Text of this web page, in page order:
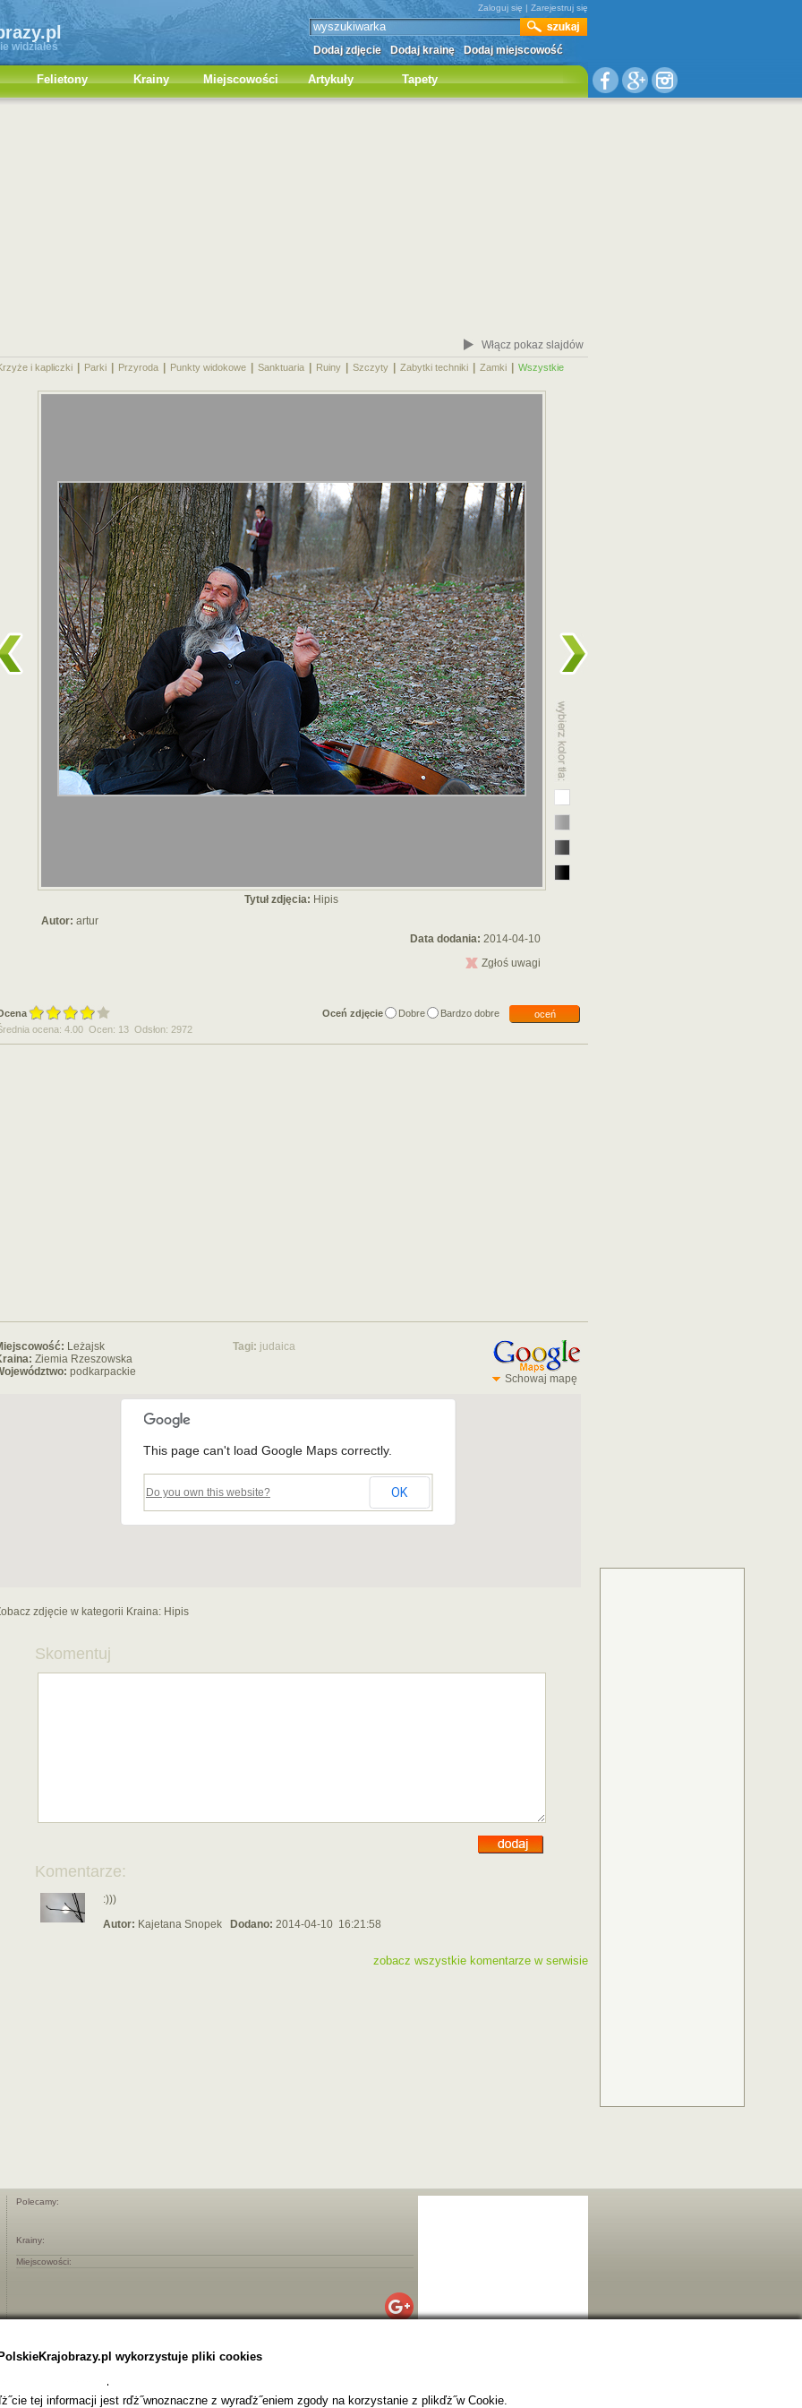
widziałeś
Zaloguj się | Zarejestruj się
Dodaj zdjęcie Dodaj krainę Dodaj miejscowość
Felietony Krainy Miejscowości Artykuły Tapety
Włącz pokaz slajdów
i kapliczki Parki Przyroda Punkty widokowe Sanktuaria Ruiny Szczyty Zabytki techniki Zamki Wszystkie
Tytuł zdjęcia: Hipis
Autor: artur
Data dodania: 2014-04-10
Zgłoś uwagi
Oceń zdjęcie Dobre Bardzo dobre
oceń
ocena: 4.00 Ocen: 13 Odsłon: 2972
Leżajsk
Ziemia Rzeszowska
podkarpackie
Tagi: judaica
Schowaj mapę
This page can't load Google Maps correctly.
Do you own this website? OK
zdjęcie w kategorii Kraina: Hipis
Skomentuj
Komentarze:
:)))
Autor: Kajetana Snopek Dodano: 2014-04-10 16:21:58
zobacz wszystkie komentarze w serwisie
Polecamy:
Krainy:
Miejscowości:
wykorzystuje pliki cookies
tej informacji jest rďż˝wnoznaczne z wyraďż˝eniem zgody na korzystanie z plikďż˝w Cookie.